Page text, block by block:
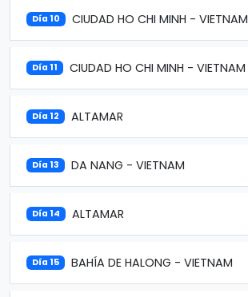
Día 10 CIUDAD HO CHI MINH - VIETNAM
Día 11 CIUDAD HO CHI MINH - VIETNAM
Día 12 ALTAMAR
Día 13 DA NANG - VIETNAM
Día 14 ALTAMAR
Día 15 BAHÍA DE HALONG - VIETNAM